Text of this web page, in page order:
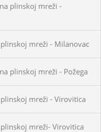
plinskoj mreži -
mreži - Milanovac
plinskoj mreži - Požega
mreži - Virovitica
mreži- Virovitica